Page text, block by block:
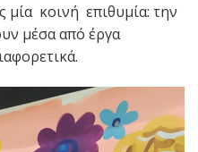
μία κοινή επιθυμία: την
μέσα από έργα